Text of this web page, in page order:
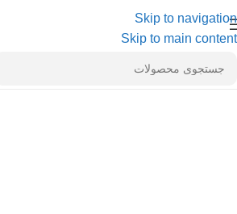
Skip to navigation
Skip to main content